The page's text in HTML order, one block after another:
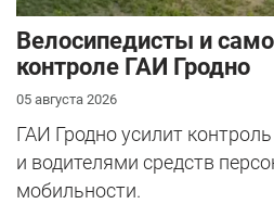
Велосипедисты и
контроле ГАИ Гродно
05 августа 2026
ГАИ Гродно усилит
и водителями средств
мобильности.